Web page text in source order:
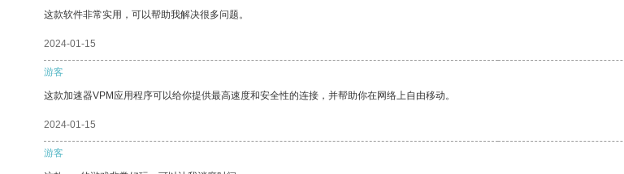
这款软件非常实用，可以帮助我解决很多问题。
2024-01-15
游客
这款加速器VPM应用程序可以给你提供最高速度和安全性的连接，并帮助你在网络上自由移动。
2024-01-15
游客